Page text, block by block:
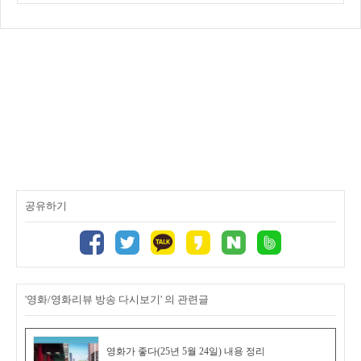
공유하기
'영화/영화리뷰 방송 다시보기' 의 관련글
영화가 좋다(25년 5월 24일) 내용 정리